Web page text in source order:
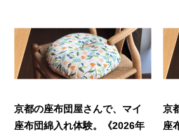
京都の座布団屋さんで、マイ
座布団綿入れ体験。《2026年
京
座